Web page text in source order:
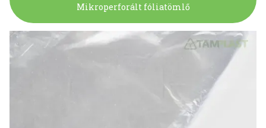
Mikroperforált fóliatömlő